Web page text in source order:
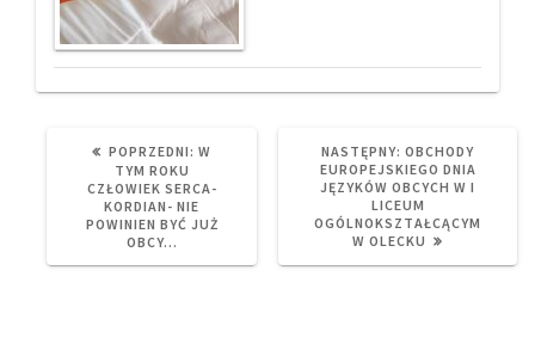
POPRZEDNI: PREVIOUS
W
TYM ROKU
CZŁOWIEK SERCA-
KORDIAN- NIE
POWINIEN BYĆ JUŻ
OBCY…
NASTĘPNY: NEXT
POST:
OBCHODY
EUROPEJSKIEGO DNIA
JĘZYKÓW OBCYCH W I
LICEUM
OGÓLNOKSZTAŁCĄCYM
W OLECKU